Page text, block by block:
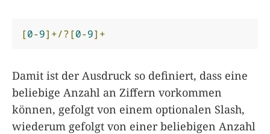
[0-9]+/?[0-9]+
Damit ist der Ausdruck so definiert, dass eine
beliebige Anzahl an Ziffern vorkommen
können, gefolgt von einem optionalen Slash,
wiederum gefolgt von einer beliebigen Anzahl